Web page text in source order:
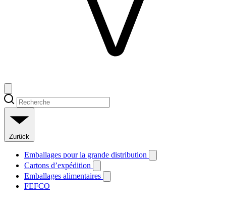
Zurück
Emballages pour la grande distribution
Cartons d’expédition
Emballages alimentaires
FEFCO